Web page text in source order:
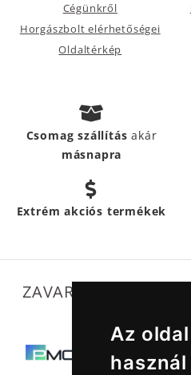
Az
használ
Cégünkről
Horgászbolt elérhetőségei
Oldaltérkép
Csomag szállításakár
másnapra
Extrém akciós termékek
ZAVARTALAN